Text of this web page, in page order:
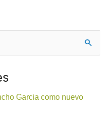
Garcia como nuevo